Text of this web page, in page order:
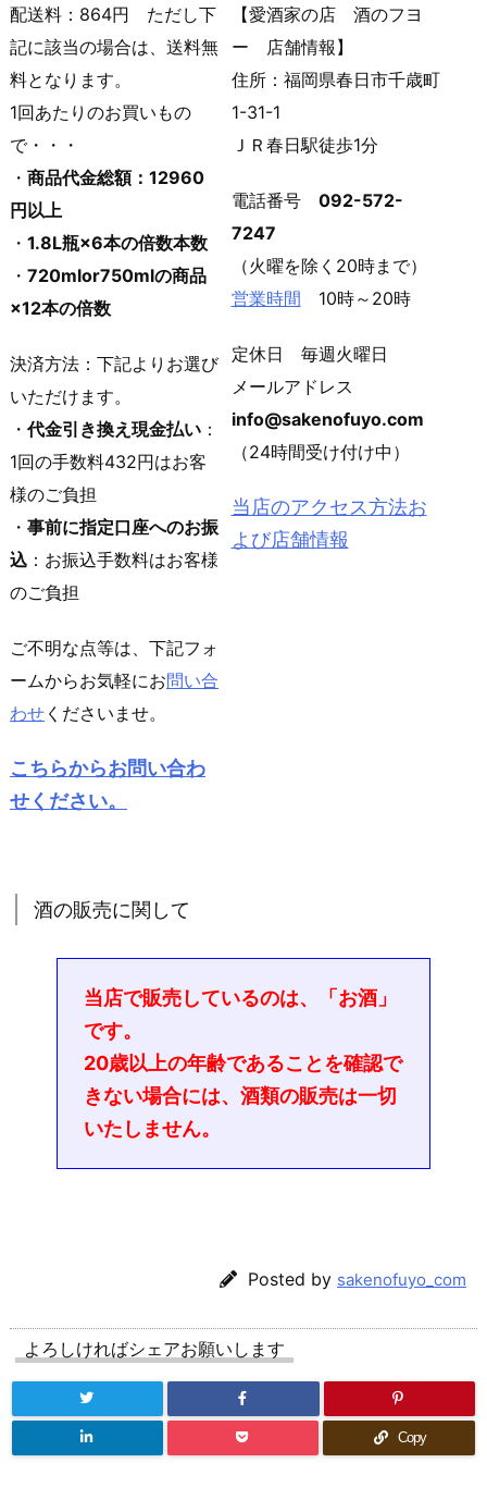
配送料：864円 ただし下
記に該当の場合は、送料無
料となります。
1回あたりのお買いもの
で・・・
・ 商品代金総額：12960
円以上
・ 1.8L瓶×6本の倍数本数
・ 720mlor750mlの商品
×12本の倍数
決済方法：下記よりお選び
いただけます。
・ 代金引き換え現金払い ：
1回の手数料432円はお客
様のご負担
・ 事前に指定口座へのお振
込 ：お振込手数料はお客様
のご負担
ご不明な点等は、下記フォ
ームからお気軽にお問い合
わせ くださいませ。
こちらからお問い合わ
せください。
【愛酒家の店 酒のフヨ
ー 店舗情報】
住所：福岡県春日市千歳町
1-31-1
ＪＲ春日駅徒歩1分
電話番号 092-572-
7247
（火曜を除く20時まで）
営業時間 10時～20時
定休日 毎週火曜日
メールアドレス
info@sakenofuyo.com
（24時間受け付け中）
当店のアクセス方法お
よび店舗情報
酒の販売に関して
当店で販売しているのは、「お酒」
です。
20歳以上の年齢であることを確認で
きない場合には、酒類の販売は一切
いたしません。
Posted by sakenofuyo_com
よろしければシェアお願いします
Copy